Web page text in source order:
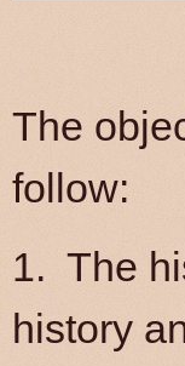
The
follow:
1. The
history